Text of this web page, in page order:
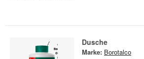
Dusche
Marke: Borotalco